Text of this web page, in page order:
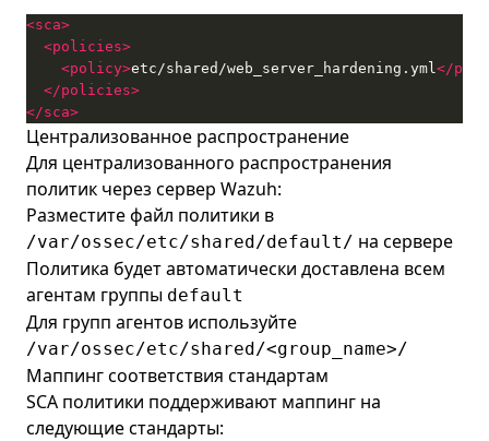
<sca>
<policies>
<policy>etc/shared/web_server_hardening.yml</
</policies>
</sca>
Централизованное распространение
Для централизованного распространения
политик через сервер Wazuh:
Разместите файл политики в
/var/ossec/etc/shared/default/ на сервере
Политика будет автоматически доставлена всем
агентам группы default
Для групп агентов используйте
/var/ossec/etc/shared/<group_name>/
Маппинг соответствия стандартам
SCA политики поддерживают маппинг на
следующие стандарты: